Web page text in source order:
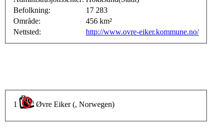
Befolkning:
17 283
Område:
456 km²
Nettsted:
http://www.ovre-eiker.kommune.no/
1 Øvre Eiker (, Norwegen)